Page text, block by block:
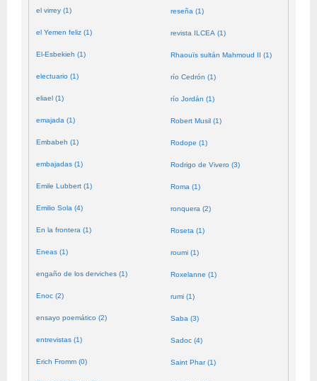
el virrey (1)
el Yemen feliz (1)
El-Esbekieh (1)
electuario (1)
eliael (1)
emajada (1)
Embabeh (1)
embajadas (1)
Emile Lubbert (1)
Emilio Sola (4)
En la frontera (1)
Eneas (1)
engaño de los derviches (1)
Enoc (2)
ensayo poemático (2)
entrevistas (1)
Erich Fromm (0)
reseña (1)
revista ILCEA (1)
Rhaouïs sultán Mahmoud II (1)
río Cedrón (1)
río Jordán (1)
Robert Musil (1)
Rodope (1)
Rodrigo de Vivero (3)
Roma (1)
ronquera (2)
Roseta (1)
roumi (1)
Roxelanne (1)
rumi (1)
Saba (3)
Sadoc (4)
Saint Phar (1)